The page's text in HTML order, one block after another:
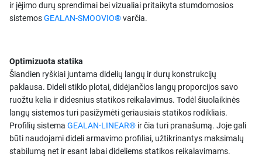
ir įėjimo durų sprendimai bei vizualiai pritaikyta stumdomosios
sistemosGEALAN-SMOOVIO®varčia.
Optimizuota statika
Šiandien ryškiai juntama didelių langų ir durų konstrukcijų
paklausa. Dideli stiklo plotai, didėjančios langų proporcijos savo
ruožtu kelia ir didesnius statikos reikalavimus. Todėl šiuolaikinės
langų sistemos turi pasižymėti geriausiais statikos rodikliais.
Profilių sistema GEALAN-LINEAR® ir čia turi pranašumą. Joje gali
būti naudojami dideli armavimo profiliai, užtikrinantys maksimalų
stabilumą net ir esant labai dideliems statikos reikalavimams.